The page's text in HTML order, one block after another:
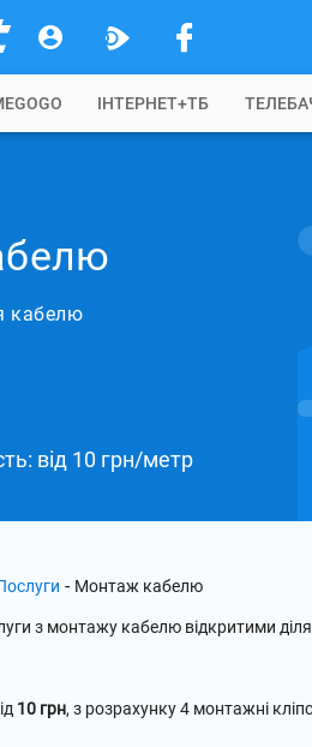
ІНТЕРНЕТ+ТБ
кабелю
вiд 10 грн/метр
- Монтаж кабелю
з монтажу кабелю відкритими
10 грн, з розрахунку 4 монтажні